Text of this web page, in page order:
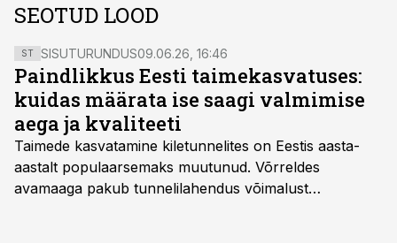
SEOTUD LOOD
ST SISUTURUNDUS09.06.26, 16:46
Paindlikkus Eesti taimekasvatuses:
kuidas määrata ise saagi valmimise
aega ja kvaliteeti
Taimede kasvatamine kiletunnelites on Eestis aasta-
aastalt populaarsemaks muutunud. Võrreldes
avamaaga pakub tunnelilahendus võimalust